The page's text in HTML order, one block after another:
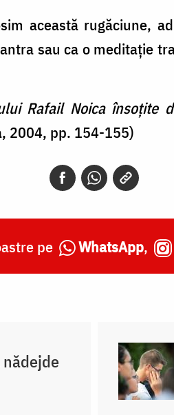
această rugăciune,
sau ca o meditaţie
Rafail Noica însoțite
2004, pp. 154-155)
pe WhatsApp,